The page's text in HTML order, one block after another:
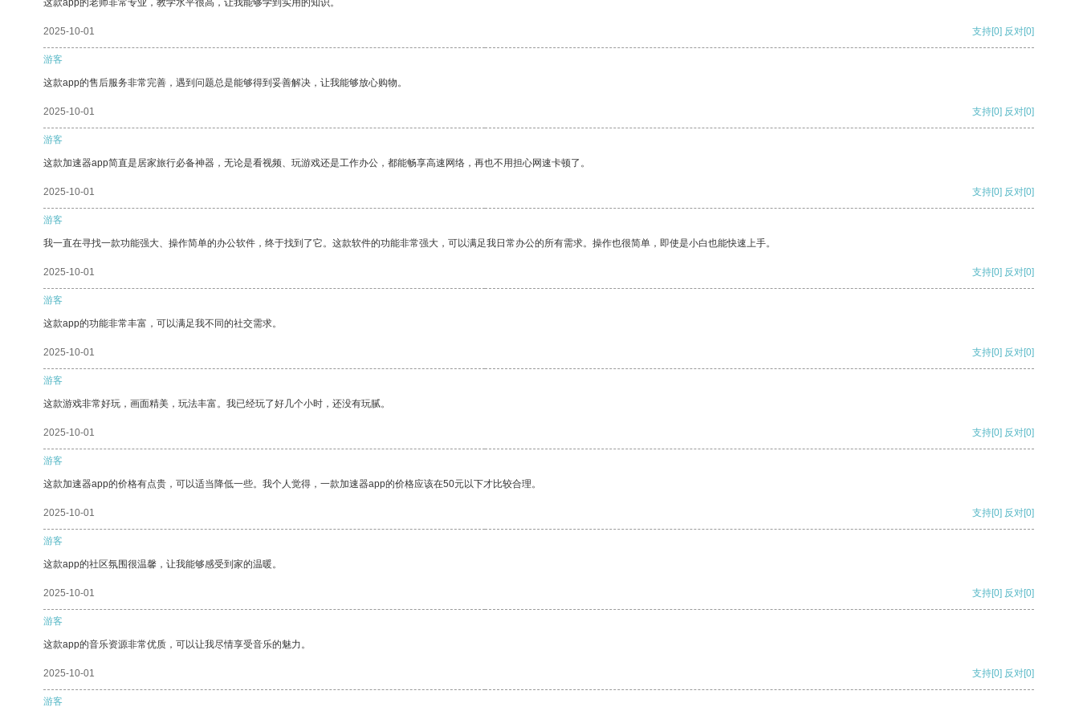
这款app的老师非常专业，教学水平很高，让我能够学到实用的知识。
2025-10-01 支持[0] 反对[0]
游客
这款app的售后服务非常完善，遇到问题总是能够得到妥善解决，让我能够放心购物。
2025-10-01 支持[0] 反对[0]
游客
这款加速器app简直是居家旅行必备神器，无论是看视频、玩游戏还是工作办公，都能畅享高速网络，再也不用担心网速卡顿了。
2025-10-01 支持[0] 反对[0]
游客
我一直在寻找一款功能强大、操作简单的办公软件，终于找到了它。这款软件的功能非常强大，可以满足我日常办公的所有需求。操作也很简单，即使是小白也能快速上手。
2025-10-01 支持[0] 反对[0]
游客
这款app的功能非常丰富，可以满足我不同的社交需求。
2025-10-01 支持[0] 反对[0]
游客
这款游戏非常好玩，画面精美，玩法丰富。我已经玩了好几个小时，还没有玩腻。
2025-10-01 支持[0] 反对[0]
游客
这款加速器app的价格有点贵，可以适当降低一些。我个人觉得，一款加速器app的价格应该在50元以下才比较合理。
2025-10-01 支持[0] 反对[0]
游客
这款app的社区氛围很温馨，让我能够感受到家的温暖。
2025-10-01 支持[0] 反对[0]
游客
这款app的音乐资源非常优质，可以让我尽情享受音乐的魅力。
2025-10-01 支持[0] 反对[0]
游客